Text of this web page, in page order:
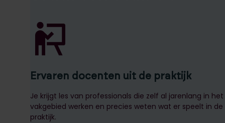
Ervaren docenten uit de praktijk
Je krijgt les van professionals die zelf al jarenlang in het
vakgebied werken en precies weten wat er speelt in de
praktijk.